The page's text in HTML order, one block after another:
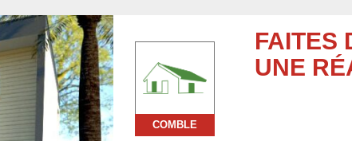
COMBLE
FAITES
UNE